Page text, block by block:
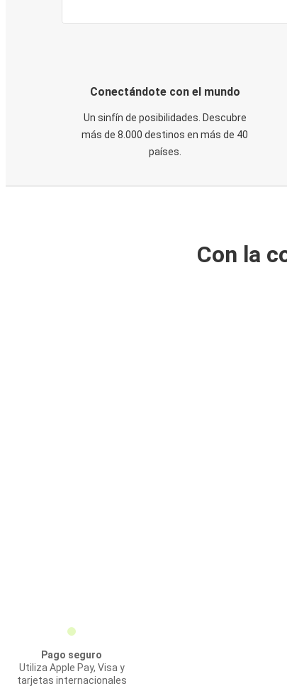
Conectándote con el mundo
Un sinfín de posibilidades. Descubre
más de 8.000 destinos en más de 40
países.
Con la
Pago seguro
Utiliza Apple Pay, Visa y
tarjetas internacionales